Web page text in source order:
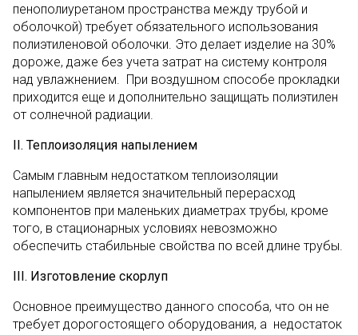
пенополиуретаном пространства между трубой и
оболочкой) требует обязательного использования
полиэтиленовой оболочки. Это делает изделие на 30%
дороже, даже без учета затрат на систему контроля
над увлажнением. При воздушном способе прокладки
приходится еще и дополнительно защищать полиэтилен
от солнечной радиации.
II. Теплоизоляция напылением
Самым главным недостатком теплоизоляции
напылением является значительный перерасход
компонентов при маленьких диаметрах трубы, кроме
того, в стационарных условиях невозможно
обеспечить стабильные свойства по всей длине трубы.
III. Изготовление скорлуп
Основное преимущество данного способа, что он не
требует дорогостоящего оборудования, а недостаток